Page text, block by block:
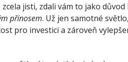
jisti, zdali vám to jako
přínosem. Už jen samotné
pro investici a zároveň